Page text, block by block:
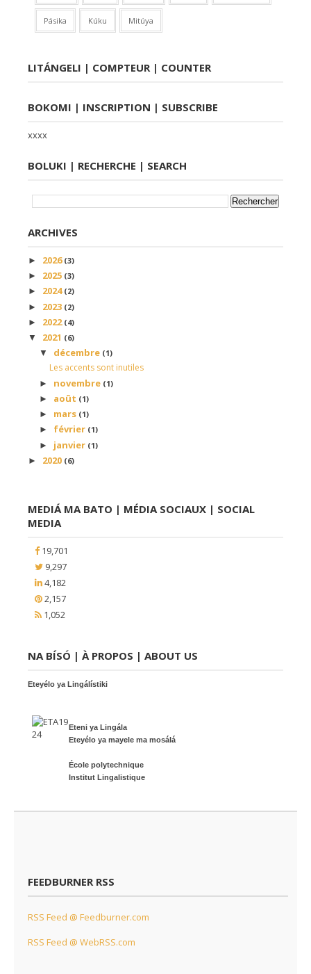
Pásika Kúku Mitúya
LITÁNGELI | COMPTEUR | COUNTER
BOKOMI | INSCRIPTION | SUBSCRIBE
xxxx
BOLUKI | RECHERCHE | SEARCH
ARCHIVES
► 2026 (3)
► 2025 (3)
► 2024 (2)
► 2023 (2)
► 2022 (4)
▼ 2021 (6)
▼ décembre (1)
Les accents sont inutiles
► novembre (1)
► août (1)
► mars (1)
► février (1)
► janvier (1)
► 2020 (6)
MEDIÁ MA BATO | MÉDIA SOCIAUX | SOCIAL
MEDIA
19,701
9,297
4,182
2,157
1,052
NA BÍSÓ | À PROPOS | ABOUT US
Eteyélo ya Lingálístiki
Eteni ya Lingála
Eteyélo ya mayele ma mosálá
École polytechnique
Institut Lingalistique
FEEDBURNER RSS
RSS Feed @ Feedburner.com
RSS Feed @ WebRSS.com